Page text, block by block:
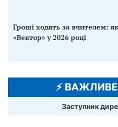
Гроші ходять за вчителем:
«Вектор» у 2026 році
⚡️
Заступник